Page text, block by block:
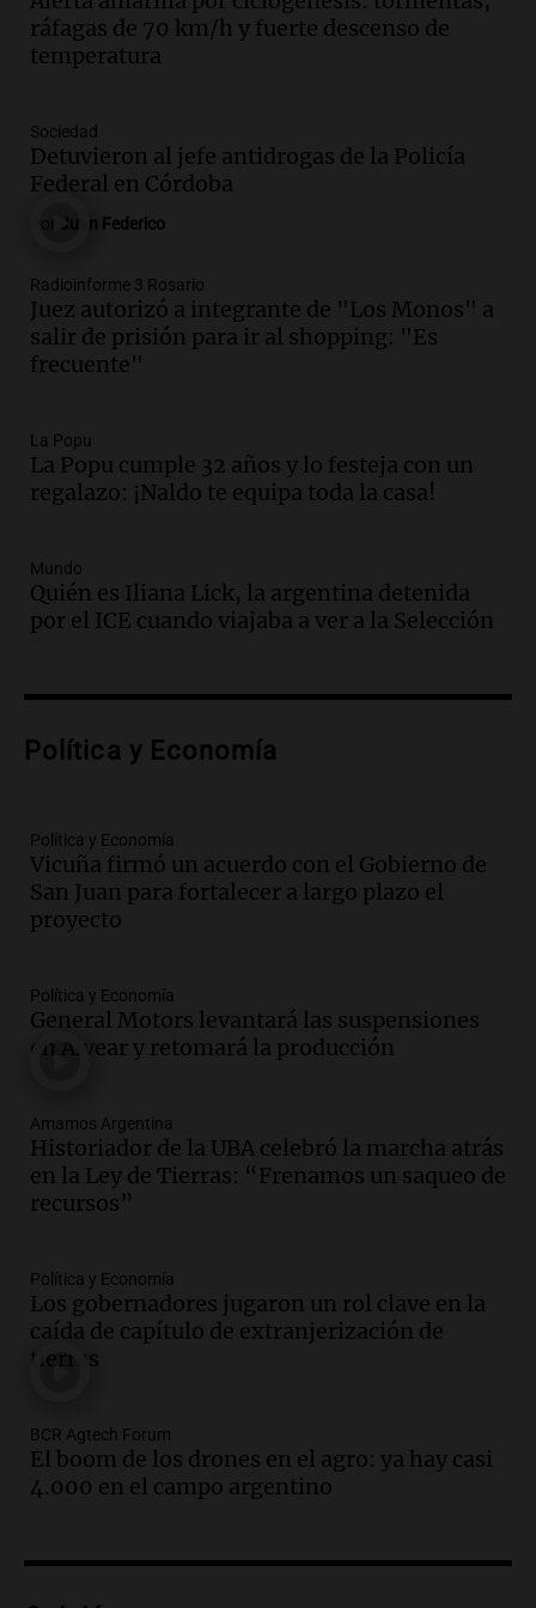
ley Joaquín.
Viva la Radio Rosario
Audio.
de hacienda: “Las tecnologías no
reemplazan el contacto con la gente”
Episodios
Audio. Un trabajador herido tras caer a
un pozo de 17 metros en Nueva Córdoba
Panorama Federal
Episodios
nuevo híbrido enchufable de Chery llega
al mercado argentino
Panorama Federal
Audio.
Mundial de Natación de Invierno con
récords y atletas de 20 países
Audio.Conductor imputado por
jóvenes muertos y un herido grave
Audio.Historiador de la UBA celebró la
marcha atrás en la Ley de Tierras:
“Frenamos un saqueo de recursos”
Amamos Argentina
Audio.Ahyre estuvo en el Estudio
Federal Sancor Seguros y adelantó su
nuevo tema a Cadena 3 Rosario.
Audio.Cierre del Paso Internacional
Cristo Redentor por acumulación de
nieve se extiende a 22 días
Panorama Federal
Audio.Estudiantes de Italia realizan
prácticas docentes en Córdoba para
enriquecer su formación educativa
Panorama Federal
colaboración con la municipalidad para
la educación y parques
Panorama Federal
Audio.El papamóvil de Juan Pablo II
ráfagas de 70 km/h y fuerte descenso de
temperatura
Sociedad
Detuvieron al jefe antidrogas de la Policía
Federal en Córdoba
Juan Federico
Radioinforme 3 Rosario
Juez autorizó a integrante de "Los Monos" a
salir de prisión para ir al shopping: "Es
frecuente"
La Popu
La Popu cumple 32 años y lo festeja con un
regalazo: ¡Naldo te equipa toda la casa!
Mundo
Quién es Iliana Lick, la argentina detenida
por el ICE cuando viajaba a ver a la Selección
Política y Economía
Política y Economía
Vicuña firmó un acuerdo con el Gobierno de
San Juan para fortalecer a largo plazo el
proyecto
Política y Economía
General Motors levantará las suspensiones
en Alvear y retomará la producción
Amamos Argentina
Historiador de la UBA celebró la marcha atrás
en la Ley de Tierras: “Frenamos un saqueo de
recursos”
Política y Economía
Los gobernadores jugaron un rol clave en la
caída de capítulo de extranjerización de
tierras
BCR Agtech Forum
El boom de los drones en el agro: ya hay casi
4.000 en el campo argentino